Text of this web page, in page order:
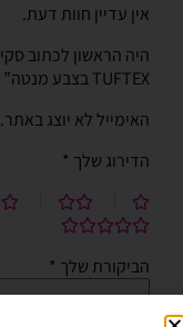
אין עדיין חוות דעת.
TUFTEX בצבע מנטה”
האימייל לא יוצג באתר.
הדירוג שלך *
הביקורת שלך *